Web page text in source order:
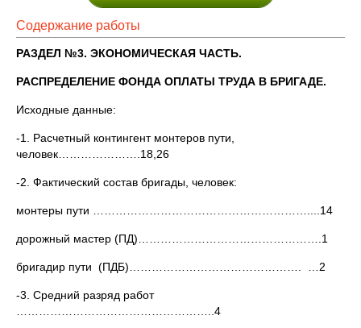
Содержание работы
РАЗДЕЛ №3. ЭКОНОМИЧЕСКАЯ ЧАСТЬ.
РАСПРЕДЕЛЕНИЕ ФОНДА ОПЛАТЫ ТРУДА В БРИГАДЕ.
Исходные данные:
-1. Расчетный контингент монтеров пути,
человек………………….18,26
-2. Фактический состав бригады, человек:
монтеры пути …………………………………………………....14
дорожный мастер (ПД)………………………………………….1
бригадир пути (ПДБ)………………………………………. …2
-3. Средний разряд работ
……………………………………………..4